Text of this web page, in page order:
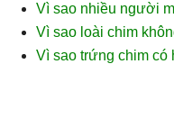
Vì sao nhiều người
Vì sao loài chim
Vì sao trứng chim có